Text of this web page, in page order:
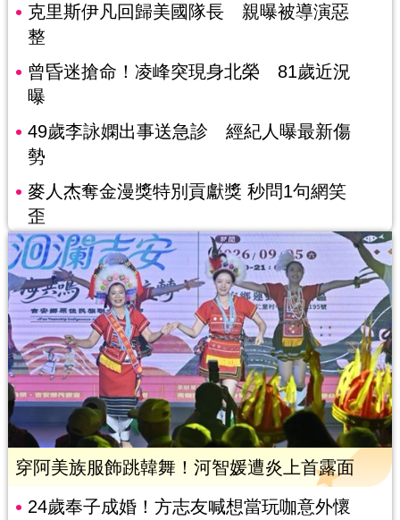
克里斯伊凡回歸美國隊長 親曝被導演惡
整
曾昏迷搶命！凌峰突現身北榮 81歲近況
曝
49歲李詠嫻出事送急診 經紀人曝最新傷
勢
麥人杰奪金漫獎特別貢獻獎 秒問1句網笑
歪
穿阿美族服飾跳韓舞！河智媛遭炎上首露面
24歲奉子成婚！方志友喊想當玩咖意外懷